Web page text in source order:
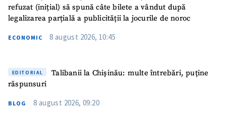
refuzat (inițial) să spună câte bilete a vândut după
legalizarea parțială a publicității la jocurile de noroc
ECONOMIC 8 august 2026, 10:45
EDITORIAL
Talibanii la Chișinău: multe întrebări, puține
răspunsuri
BLOG 8 august 2026, 09:20